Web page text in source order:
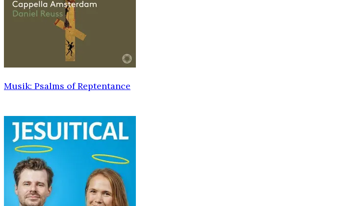
Musik: Psalms of Reptentance